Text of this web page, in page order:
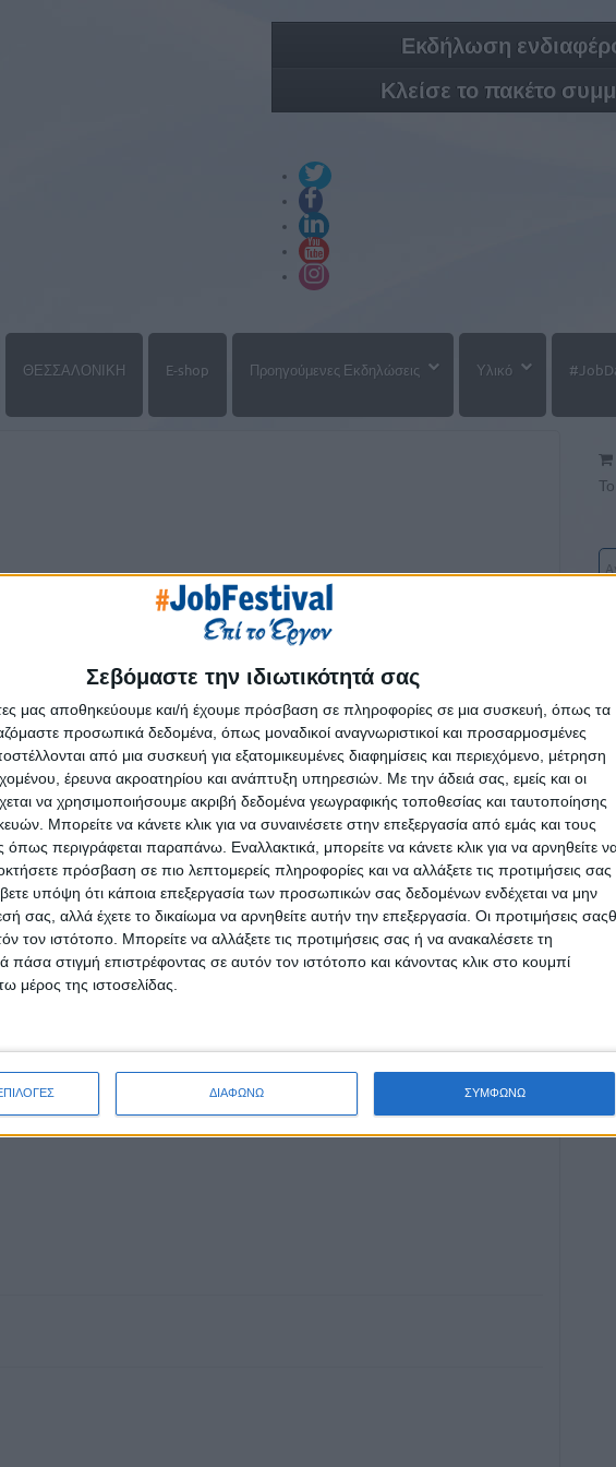
Σεβόμαστε την ιδιωτικότητά σας
μας αποθηκεύουμε και/ή έχουμε πρόσβαση σε πληροφορίες σε μια συσκευή, όπως τα
προσωπικά δεδομένα, όπως μοναδικοί αναγνωριστικοί και προσαρμοσμένες
από μια συσκευή για εξατομικευμένες διαφημίσεις και περιεχόμενο, μέτρηση
έρευνα ακροατηρίου και ανάπτυξη υπηρεσιών. Με την άδειά σας, εμείς και οι
να χρησιμοποιήσουμε ακριβή δεδομένα γεωγραφικής τοποθεσίας και ταυτοποίησης
Μπορείτε να κάνετε κλικ για να συναινέσετε στην επεξεργασία από εμάς και τους
περιγράφεται παραπάνω. Εναλλακτικά, μπορείτε να κάνετε κλικ για να αρνηθείτε
πρόσβαση σε πιο λεπτομερείς πληροφορίες και να αλλάξετε τις προτιμήσεις σας
υπόψη ότι κάποια επεξεργασία των προσωπικών σας δεδομένων ενδέχεται να μην
σας, αλλά έχετε το δικαίωμα να αρνηθείτε αυτήν την επεξεργασία. Οι προτιμήσεις
τον ιστότοπο. Μπορείτε να αλλάξετε τις προτιμήσεις σας ή να ανακαλέσετε τη
στιγμή επιστρέφοντας σε αυτόν τον ιστότοπο και κάνοντας κλικ στο κουμπί
μέρος της ιστοσελίδας.
ΔΙΑΦΩΝΩ ΣΥΜΦΩΝΩ
Εκδήλωση
Κλείσε το πακέτο
ΘΕΣΣΑΛΟΝΙΚΗ E-shop Προηγούμενες Εκδηλώσεις Υλικό
οικογενειακός φούρνος στην κοινότητα Αθηένου της Λάρνακας.
ομίλους στην Κύπρο, με brand που δραστηριοποιούνται στους
του καφέ και της λιανικής πώλησης τροφίμων, με παρουσία και
σημεία πώλησης και τρεις μονάδες παραγωγής, εξελίσσεται και
ποιοτικές εμπειρίες απόλαυσης. Στην ομάδα του συμπεριλαμβάνει
και τα εστιατόρια Pralina Εxperience, το εστιατόριο Pinolo, τις
Workshop στη Νέα Υόρκη, τα παγωτά Kayak και το Ίδρυμα ΜΑΖΙ.
ευκαιρίες απασχόλησης στους διαφορετικούς τομείς στους
συνεχώς εξελίσσονται, εκπληρώνουν προσωπικούς ή και
Το